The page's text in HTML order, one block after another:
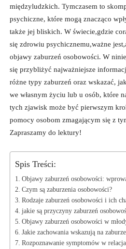
międzyludzkich. Tymczasem to
psychiczne, ⁤które mogą znacząco
także jej bliskich. W świecie,gdzie
się zdrowiu psychicznemu,ważne
objawy zaburzeń ‌osobowości. ⁤W
się ⁢przybliżyć‌ najważniejsze
różne typy zaburzeń oraz wskazać,
we własnym życiu lub u osób, które
tych ‌zjawisk może być ‌pierwszym
pomocy osobom zmagającym się z
Zapraszamy do lektury!
Spis Treści:
Objawy zaburzeń osobowości:
Czym są ‌zaburzenia ‌osobowości?
Rodzaje‍ zaburzeń osobowości ⁢i ich
jakie są przyczyny zaburzeń
Objawy ⁢zaburzeń osobowości w
Jakie zachowania wskazują na
Rozpoznawanie symptomów w